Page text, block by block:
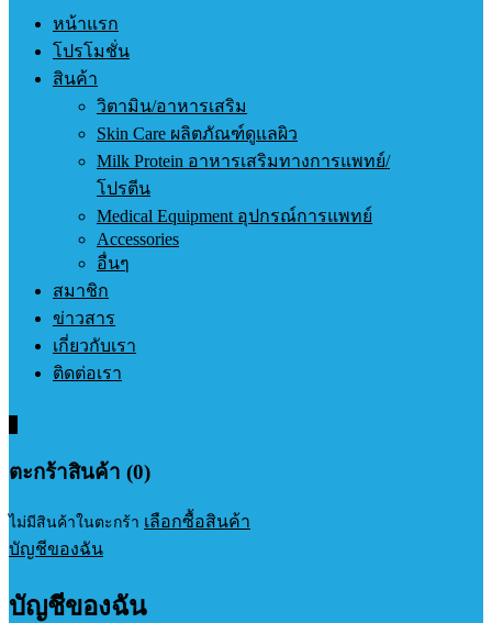
หน้าแรก
โปรโมชั่น
สินค้า
วิตามิน/อาหารเสริม
Skin Care ผลิตภัณฑ์ดูแลผิว
Milk Protein อาหารเสริมทางการแพทย์/
โปรตีน
Medical Equipment อุปกรณ์การแพทย์
Accessories
อื่นๆ
สมาชิก
ข่าวสาร
เกี่ยวกับเรา
ติดต่อเรา
ตะกร้าสินค้า (0)
ไม่มีสินค้าในตะกร้า เลือกซื้อสินค้า
บัญชีของฉัน
บัญชีของฉัน